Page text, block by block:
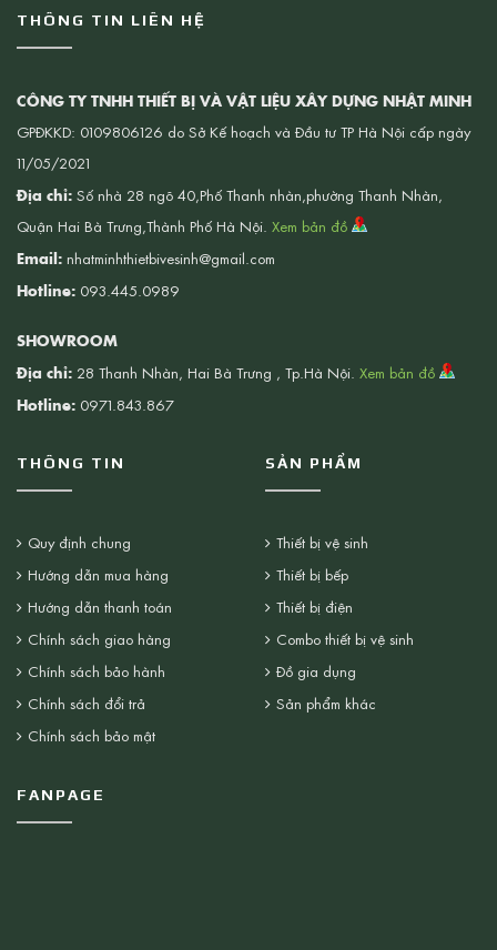
THÔNG TIN LIÊN HỆ
CÔNG TY TNHH THIẾT BỊ VÀ VẬT LIỆU XÂY DỰNG NHẬT MINH
GPĐKKD: 0109806126 do Sở Kế hoạch và Đầu tư TP Hà Nội cấp ngày
11/05/2021
Địa chỉ: Số nhà 28 ngõ 40,Phố Thanh nhàn,phường Thanh Nhàn,
Quận Hai Bà Trưng,Thành Phố Hà Nội. Xem bản đồ
Email: nhatminhthietbivesinh@gmail.com
Hotline: 093.445.0989
SHOWROOM
Địa chỉ: 28 Thanh Nhàn, Hai Bà Trưng , Tp.Hà Nội. Xem bản đồ
Hotline: 0971.843.867
THÔNG TIN
Quy định chung
Hướng dẫn mua hàng
Hướng dẫn thanh toán
Chính sách giao hàng
Chính sách bảo hành
Chính sách đổi trả
Chính sách bảo mật
SẢN PHẨM
Thiết bị vệ sinh
Thiết bị bếp
Thiết bị điện
Combo thiết bị vệ sinh
Đồ gia dụng
Sản phẩm khác
FANPAGE